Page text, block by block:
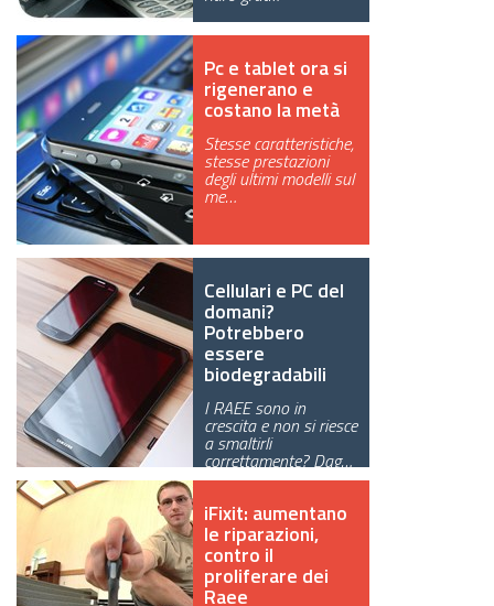
Pc e tablet ora si
rigenerano e
costano la metà
Stesse caratteristiche,
stesse prestazioni
degli ultimi modelli sul
me…
Cellulari e PC del
domani?
Potrebbero
essere
biodegradabili
I RAEE sono in
crescita e non si riesce
a smaltirli
correttamente? Dag…
iFixit: aumentano
le riparazioni,
contro il
proliferare dei
Raee